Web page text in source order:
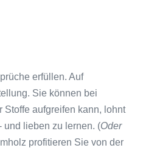
erfüllen. Auf
Sie können bei
aufgreifen kann, lohnt
und lieben zu lernen. (Oder
profitieren Sie von der